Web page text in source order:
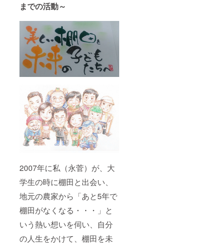
までの活動～
2007年に私（永菅）が、大
学生の時に棚田と出会い、
地元の農家から「あと5年で
棚田がなくなる・・・」と
いう熱い想いを伺い、自分
の人生をかけて、棚田を未